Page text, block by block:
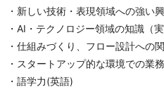
・新しい技術・表現領域への強い
・AI・テクノロジー領域の知識（実
・仕組みづくり、フロー設計への
・スタートアップ的な環境での業
・語学力(英語)